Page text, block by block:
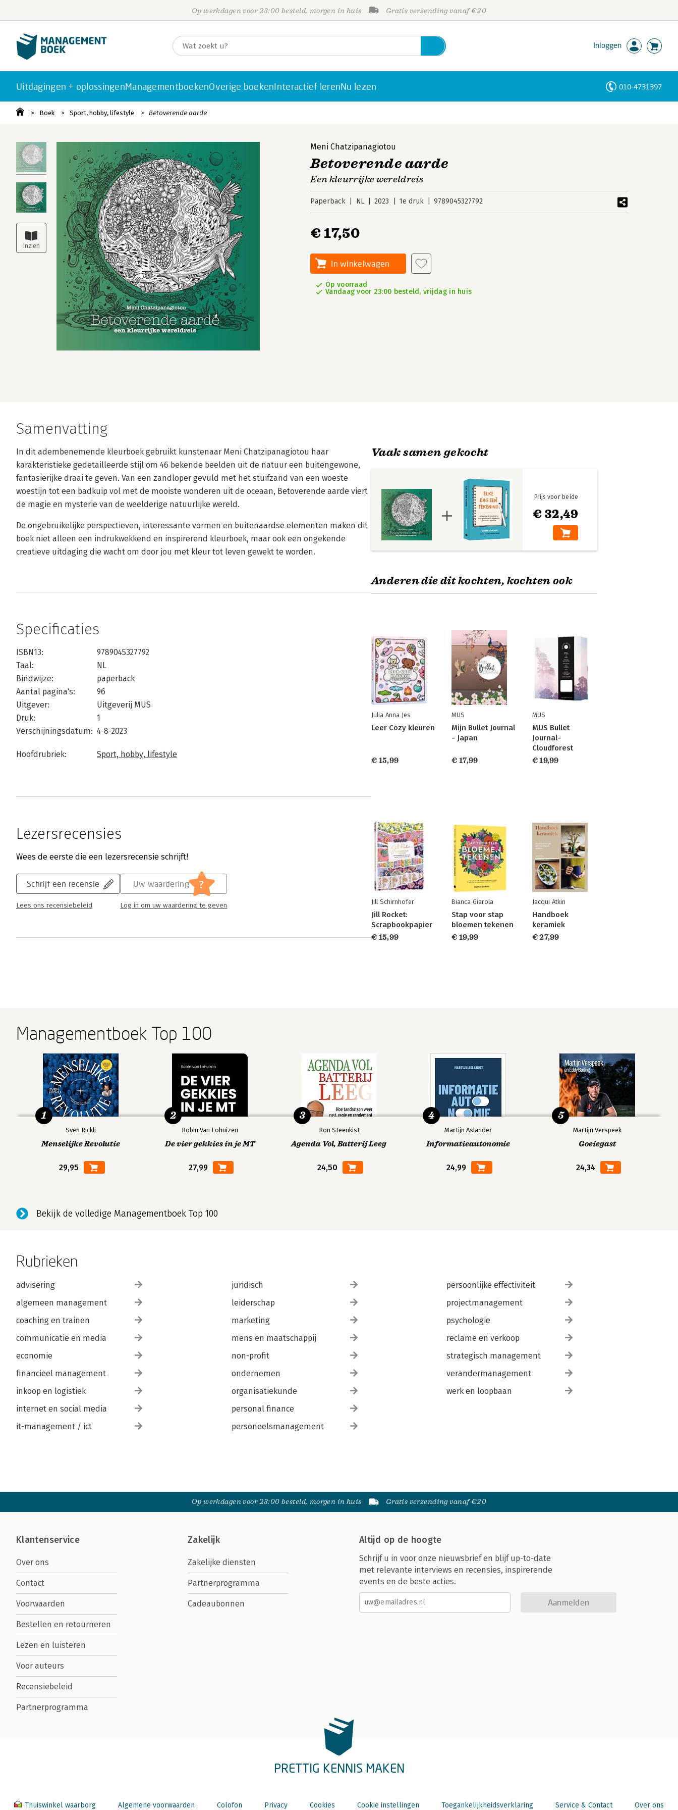
Op werkdagen voor 23:00 besteld, morgen in huis Gratis verzending vanaf €20
Inloggen
Uitdagingen + oplossingenManagementboekenOverige boekenInteractief lerenNu lezen 010-4731397
Boek Sport, hobby, lifestyle Betoverende aarde
Meni Chatzipanagiotou
Betoverende aarde
Een kleurrijke wereldreis
Paperback NL 2023 1e druk 9789045327792
€ 17,50
In winkelwagen
Op voorraad
Vandaag voor 23:00 besteld, vrijdag in huis
Samenvatting
In dit adembenemende kleurboek gebruikt kunstenaar Meni Chatzipanagiotou haar
karakteristieke gedetailleerde stijl om 46 bekende beelden uit de natuur een buitengewone,
fantasierijke draai te geven. Van een zandloper gevuld met het stuifzand van een woeste
woestijn tot een badkuip vol met de mooiste wonderen uit de oceaan, Betoverende aarde viert
de magie en mysterie van de weelderige natuurlijke wereld.
De ongebruikelijke perspectieven, interessante vormen en buitenaardse elementen maken dit
boek niet alleen een indrukwekkend en inspirerend kleurboek, maar ook een ongekende
creatieve uitdaging die wacht om door jou met kleur tot leven gewekt te worden.
Specificaties
ISBN13:
9789045327792
Taal:
NL
Bindwijze:
paperback
Aantal pagina's:
96
Uitgever:
Uitgeverij MUS
Druk:
1
Verschijningsdatum: 4-8-2023
Hoofdrubriek: Sport, hobby, lifestyle
Lezersrecensies
Wees de eerste die een lezersrecensie schrijft!
Schrijf een recensie
Lees ons recensiebeleid
Uw waardering ?
Log in om uw waardering te geven
Vaak samen gekocht
€ 32,49
Prijs voor beide
Anderen die dit kochten, kochten ook
Julia Anna Jes
Leer Cozy kleuren
€ 15,99
MUS
Mijn Bullet Journal
- Japan
€ 17,99
MUS
MUS Bullet
Journal-
Cloudforest
€ 19,99
Jill Schirnhofer
Jill Rocket:
Scrapbookpapier
€ 15,99
Bianca Giarola
Stap voor stap
bloemen tekenen
€ 19,99
Jacqui Atkin
Handboek
keramiek
€ 27,99
Managementboek Top 100
Sven Rickli
Menselijke Revolutie
29,95
1
Robin Van Lohuizen
De vier gekkies in je MT
27,99
2
Ron Steenkist
Agenda Vol, Batterij Leeg
24,50
3
Martijn Aslander
Informatieautonomie
24,99
4
Martijn Verspeek
Goeiegast
24,34
5
Bekijk de volledige Managementboek Top 100
Rubrieken
advisering
algemeen management
coaching en trainen
communicatie en media
economie
financieel management
inkoop en logistiek
internet en social media
it-management / ict
juridisch
leiderschap
marketing
mens en maatschappij
non-profit
ondernemen
organisatiekunde
personal finance
personeelsmanagement
persoonlijke effectiviteit
projectmanagement
psychologie
reclame en verkoop
strategisch management
verandermanagement
werk en loopbaan
Op werkdagen voor 23:00 besteld, morgen in huis Gratis verzending vanaf €20
Klantenservice
Over ons
Contact
Voorwaarden
Bestellen en retourneren
Lezen en luisteren
Voor auteurs
Recensiebeleid
Partnerprogramma
Zakelijk
Zakelijke diensten
Partnerprogramma
Cadeaubonnen
Altijd op de hoogte
Schrijf u in voor onze nieuwsbrief en blijf up-to-date
met relevante interviews en recensies, inspirerende
events en de beste acties.
Aanmelden
PRETTIG KENNIS MAKEN
Thuiswinkel waarborg Algemene voorwaarden Colofon Privacy Cookies Cookie instellingen Toegankelijkheidsverklaring Service & Contact Over ons
Personen